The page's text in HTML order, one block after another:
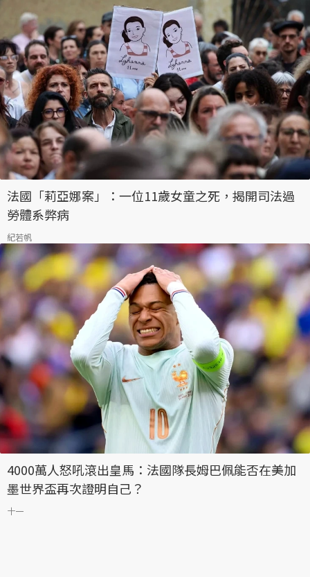
法國「莉亞娜案」：一位11歲女童之死，揭開司法過
勞體系弊病
紀若帆
4000萬人怒吼滾出皇馬：法國隊長姆巴佩能否在美加
墨世界盃再次證明自己？
十一